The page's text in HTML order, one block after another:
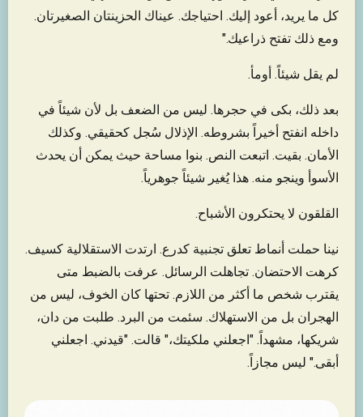
كل ما يريد، أعود إليك. احتياجك. عيناك الحزينتان الصغيرتان.
ومع ذلك تفتح ذراعيك."
لم يقل شيئاً. أومأ.
بعد ذلك، بكى في حجرها. ليس من الضعف بل لأن شيئاً في
داخله انفتح أخيراً بشروطه. الإذلال سُجل كحقيقي. وكذلك
الأمان. بقيت. اتبعت النص. بنوا مساحة حيث يمكن أن يحدث
الأسوأ وينجو منه. هذا يُغير شيئاً جوهرياً.
القلقون لا يحتكرون الأشباح.
نينا حملت أنماط تعلق تجنبية كدرع. ارتدت الاستقلالية كسيف.
كرهت الاحتضان. تجاهلت الرسائل. عرفت بالضبط متى
يقترب شخص ما أكثر من اللازم. تحتها كان الخوف، ليس من
الهجران بل من الاستهلاك. سئمت من البرد. طلبت من دان،
شريكها، مشهداً. "اجعلني ملكيتك،" قالت. "قيدني. اجعلني
أبقى." ليس مجازاً.